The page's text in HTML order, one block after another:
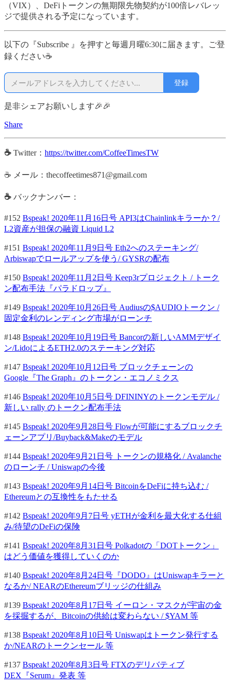
（VIX）、DeFiトークンの無期限先物契約が100倍レバレッ
ジで提供される予定になっています。
以下の『Subscribe 』を押すと毎週月曜6:30に届きます。ご登
録ください☕
登録
是非シェアお願いします🎉🎉
Share
☕ Twitter： https://twitter.com/CoffeeTimesTW
☕ メール：thecoffeetimes871@gmail.com
☕ バックナンバー：
#152 Bspeak! 2020年11月16日号 API3はChainlinkキラーか？/
L2資産が担保の融資 Liquid L2
#151 Bspeak! 2020年11月9日号 Eth2へのステーキング/
Arbiswapでロールアップを使う/ GYSRの配布
#150 Bspeak! 2020年11月2日号 Keep3rプロジェクト / トーク
ン配布手法『パラドロップ』
#149 Bspeak! 2020年10月26日号 Audiusの$AUDIOトークン /
固定金利のレンディング市場がローンチ
#148 Bspeak! 2020年10月19日号 Bancorの新しいAMMデザイ
ン/LidoによるETH2.0のステーキング対応
#147 Bspeak! 2020年10月12日号 ブロックチェーンの
Google『The Graph』のトークン・エコノミクス
#146 Bspeak! 2020年10月5日号 DFININYのトークンモデル /
新しい rally のトークン配布手法
#145 Bspeak! 2020年9月28日号 Flowが可能にするブロックチ
ェーンアプリ/Buyback&Makeのモデル
#144 Bspeak! 2020年9月21日号 トークンの規格化 / Avalanche
のローンチ / Uniswapの今後
#143 Bspeak! 2020年9月14日号 BitcoinをDeFiに持ち込む /
Ethereumとの互換性をもたせる
#142 Bspeak! 2020年9月7日号 yETHが金利を最大化する仕組
み/待望のDeFiの保険
#141 Bspeak! 2020年8月31日号 Polkadotの「DOTトークン」
はどう価値を獲得していくのか
#140 Bspeak! 2020年8月24日号『DODO』はUniswapキラーと
なるか/ NEARのEthereumブリッジの仕組み
#139 Bspeak! 2020年8月17日号 イーロン・マスクが宇宙の金
を採掘するが、Bitcoinの供給は変わらない / $YAM 等
#138 Bspeak! 2020年8月10日号 Uniswapはトークン発行する
か/NEARのトークンセール 等
#137 Bspeak! 2020年8月3日号 FTXのデリバティブ
DEX『Serum』発表 等